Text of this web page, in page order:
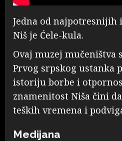
Jedna od
Niš je Ćele-kula.
Ovaj muzej mučeništva
Prvog srpskog ustanka
istoriju borbe i
znamenitost Niša čini
teških vremena i
Medijana